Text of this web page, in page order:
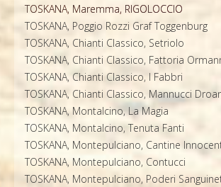
TOSKANA, Maremma, RIGOLOCCIO
TOSKANA, Poggio Rozzi Graf Toggenburg
TOSKANA, Chianti Classico, Setriolo
TOSKANA, Chianti Classico, Fattoria
TOSKANA, Chianti Classico, I Fabbri
TOSKANA, Chianti Classico, Mannucci
TOSKANA, Montalcino, La Magia
TOSKANA, Montalcino, Tenuta Fanti
TOSKANA, Montepulciano, Cantine
TOSKANA, Montepulciano, Contucci
TOSKANA, Montepulciano, Poderi